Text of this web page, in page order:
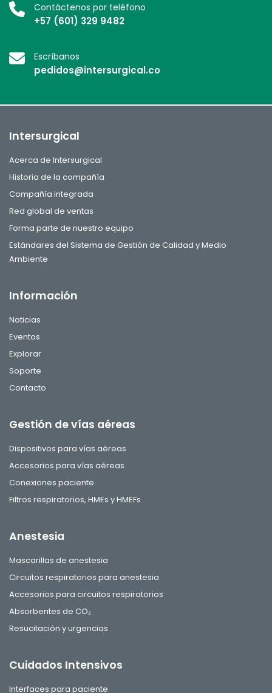
Contáctenos por teléfono
+57 (601) 329 9482
Escríbanos
pedidos@intersurgical.co
Intersurgical
Acerca de Intersurgical
Historia de la compañía
Compañía integrada
Red global de ventas
Forma parte de nuestro equipo
Estándares del Sistema de Gestión de Calidad y Medio
Ambiente
Información
Noticias
Eventos
Explorar
Soporte
Contacto
Gestión de vías aéreas
Dispositivos para vías aéreas
Accesorios para vías aéreas
Conexiones paciente
Filtros respiratorios, HMEs y HMEFs
Anestesia
Mascarillas de anestesia
Circuitos respiratorios para anestesia
Accesorios para circuitos respiratorios
Absorbentes de CO₂
Resucitación y urgencias
Cuidados Intensivos
Interfaces para paciente